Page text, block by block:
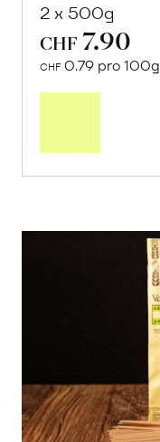
2 x 500g
CHF 7.90
CHF 0.79 pro 100g